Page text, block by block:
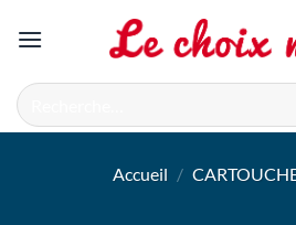
Recherche
pour :
Accueil /